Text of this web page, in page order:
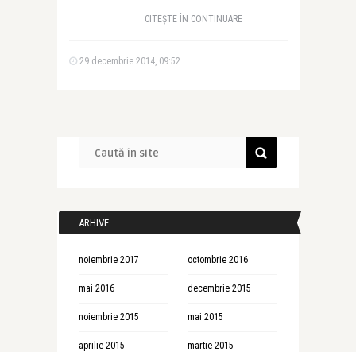
CITEȘTE ÎN CONTINUARE
29 decembrie 2014, 09:52
ARHIVE
noiembrie 2017 octombrie 2016
mai 2016 decembrie 2015
noiembrie 2015 mai 2015
aprilie 2015 martie 2015